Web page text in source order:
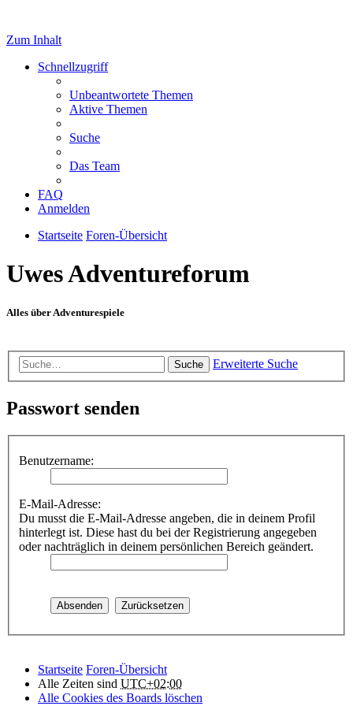
Zum Inhalt
Schnellzugriff
Unbeantwortete Themen
Aktive Themen
Suche
Das Team
FAQ
Anmelden
Startseite Foren-Übersicht
Uwes Adventureforum
Alles über Adventurespiele
Suche Erweiterte Suche
Passwort senden
Benutzername:
E-Mail-Adresse:
Du musst die E-Mail-Adresse angeben, die in deinem Profil
hinterlegt ist. Diese hast du bei der Registrierung angegeben
oder nachträglich in deinem persönlichen Bereich geändert.
Startseite Foren-Übersicht
Alle Zeiten sind UTC+02:00
Alle Cookies des Boards löschen